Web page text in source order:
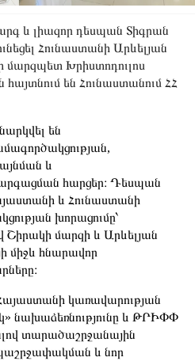
և լիազոր դեսպան Տիգրան
Հունաստանի Արևելյան
Խրիստոդուլոս
հայտնում են Հունաստանում ՀՀ
են
և
հարցեր։ Դեսպան
և Հունաստանի
խորացումը՝
Շիրակի մարզի և Արևելյան
միջև հնարավոր
կառավարության
նախաձեռնությունը և ԹՐԻՓՓ
տարածաշրջանային
և նոր